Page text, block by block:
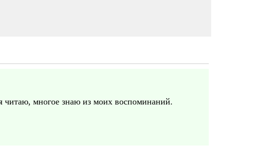
читаю, многое знаю из моих воспоминаний.